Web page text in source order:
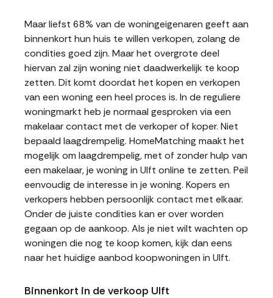
Maar liefst 68% van de woningeigenaren geeft aan
binnenkort hun huis te willen verkopen, zolang de
condities goed zijn. Maar het overgrote deel
hiervan zal zijn woning niet daadwerkelijk te koop
zetten. Dit komt doordat het kopen en verkopen
van een woning een heel proces is. In de reguliere
woningmarkt heb je normaal gesproken via een
makelaar contact met de verkoper of koper. Niet
bepaald laagdrempelig. HomeMatching maakt het
mogelijk om laagdrempelig, met of zonder hulp van
een makelaar, je woning in Ulft online te zetten. Peil
eenvoudig de interesse in je woning. Kopers en
verkopers hebben persoonlijk contact met elkaar.
Onder de juiste condities kan er over worden
gegaan op de aankoop. Als je niet wilt wachten op
woningen die nog te koop komen, kijk dan eens
naar het huidige aanbod koopwoningen in Ulft.
Binnenkort in de verkoop Ulft